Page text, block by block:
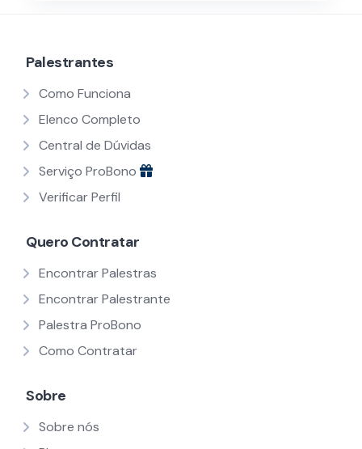
Palestrantes
Como Funciona
Elenco Completo
Central de Dúvidas
Serviço ProBono
Verificar Perfil
Quero Contratar
Encontrar Palestras
Encontrar Palestrante
Palestra ProBono
Como Contratar
Sobre
Sobre nós